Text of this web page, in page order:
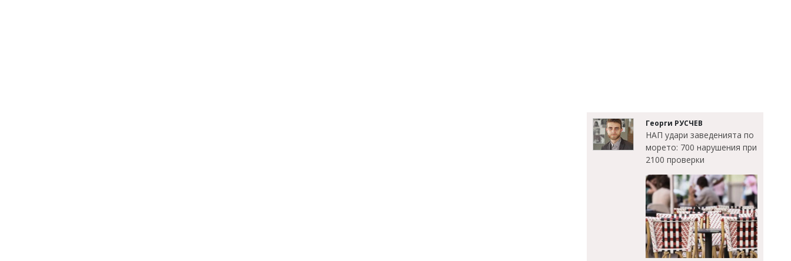
Георги РУСЧЕВ
НАП удари заведенията по
морето: 700 нарушения при
2100 проверки